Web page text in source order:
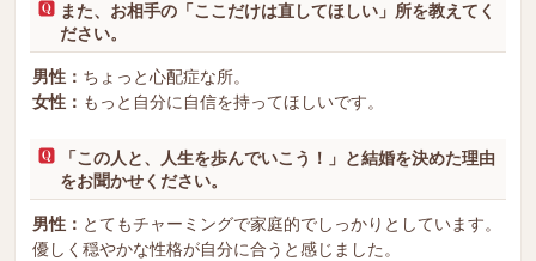
また、お相手の「ここだけは直してほしい」所を教えてく
ださい。
男性： ちょっと心配症な所。
女性： もっと自分に自信を持ってほしいです。
「この人と、人生を歩んでいこう！」と結婚を決めた理由
をお聞かせください。
男性： とてもチャーミングで家庭的でしっかりとしています。
優しく穏やかな性格が自分に合うと感じました。